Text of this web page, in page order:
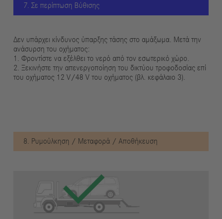
7. Σε περίπτωση Βύθισης
Δεν υπάρχει κίνδυνος ύπαρξης τάσης στο αμάξωμα. Μετά την
ανάσυρση του οχήματος:
1. Φροντίστε να εξέλθει το νερό από τον εσωτερικό χώρο.
2. Ξεκινήστε την απενεργοποίηση του δικτύου τροφοδοσίας επί
του οχήματος 12 V/48 V του οχήματος (βλ. κεφάλαιο 3).
8. Ρυμούλκηση / Μεταφορά / Αποθήκευση